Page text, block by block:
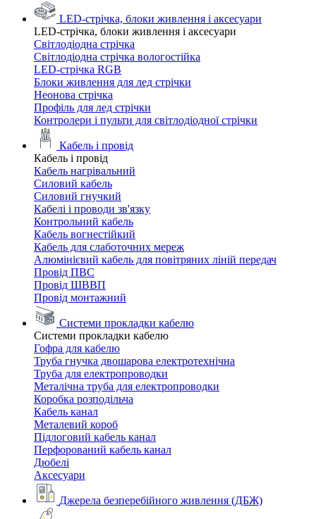
LED-стрічка, блоки живлення і аксесуари
LED-стрічка, блоки живлення і аксесуари
Світлодіодна стрічка
Світлодіодна стрічка вологостійка
LED-стрічка RGB
Блоки живлення для лед стрічки
Неонова стрічка
Профіль для лед стрічки
Контролери і пульти для світлодіодної стрічки
Кабель і провід
Кабель і провід
Кабель нагрівальний
Силовий кабель
Силовий гнучкий
Кабелі і проводи зв'язку
Контрольний кабель
Кабель вогнестійкий
Кабель для слаботочних мереж
Алюмінієвий кабель для повітряних ліній передач
Провід ПВС
Провід ШВВП
Провід монтажний
Системи прокладки кабелю
Системи прокладки кабелю
Гофра для кабелю
Труба гнучка двошарова електротехнічна
Труба для електропроводки
Металічна труба для електропроводки
Коробка розподільча
Кабель канал
Металевий короб
Підлоговий кабель канал
Перфорований кабель канал
Дюбелі
Аксесуари
Джерела безперебійного живлення (ДБЖ)